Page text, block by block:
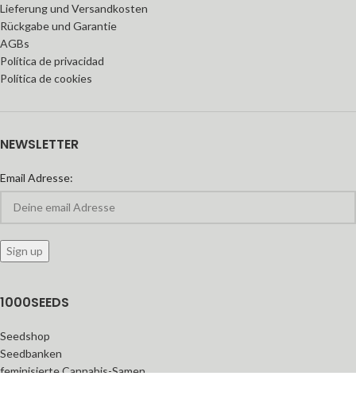
Lieferung und Versandkosten
Rückgabe und Garantie
AGBs
Política de privacidad
Política de cookies
NEWSLETTER
Email Adresse:
1000SEEDS
Seedshop
Seedbanken
feminisierte Cannabis-Samen